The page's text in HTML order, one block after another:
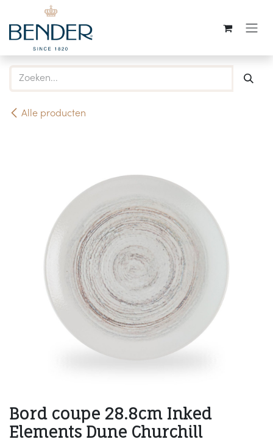
Overslaan naar inhoud
Alle producten
Bord coupe 28.8cm Inked
Elements Dune Churchill